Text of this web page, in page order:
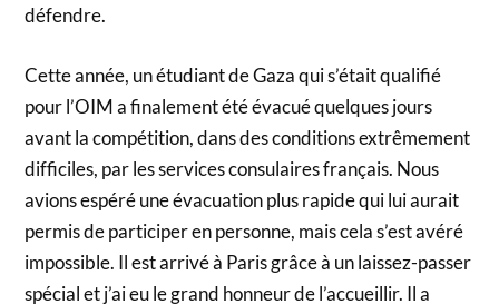
défendre.
Cette année, un étudiant de Gaza qui s’était qualifié
pour l’OIM a finalement été évacué quelques jours
avant la compétition, dans des conditions extrêmement
difficiles, par les services consulaires français. Nous
avions espéré une évacuation plus rapide qui lui aurait
permis de participer en personne, mais cela s’est avéré
impossible. Il est arrivé à Paris grâce à un laissez-passer
spécial et j’ai eu le grand honneur de l’accueillir. Il a